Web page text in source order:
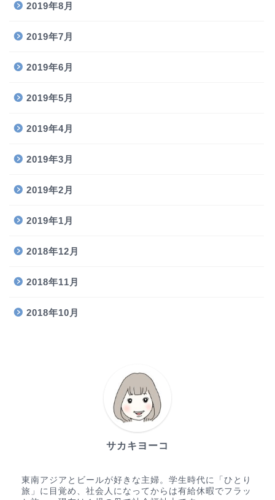
2019年8月
2019年7月
2019年6月
2019年5月
2019年4月
2019年3月
2019年2月
2019年1月
2018年12月
2018年11月
2018年10月
サカキヨーコ
東南アジアとビールが好きな主婦。学生時代に「ひとり
旅」に目覚め、社会人になってからは有給休暇でフラッ